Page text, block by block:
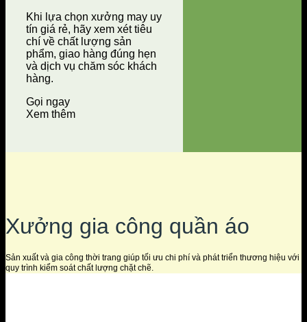
Khi lựa chọn xưởng may uy
tín giá rẻ, hãy xem xét tiêu
chí về chất lượng sản
phẩm, giao hàng đúng hẹn
và dịch vụ chăm sóc khách
hàng.
Gọi ngay
Xem thêm
Xưởng gia công quần áo
Sản xuất và gia công thời trang giúp tối ưu chi phí và phát triển thương hiệu với
quy trình kiểm soát chất lượng chặt chẽ.